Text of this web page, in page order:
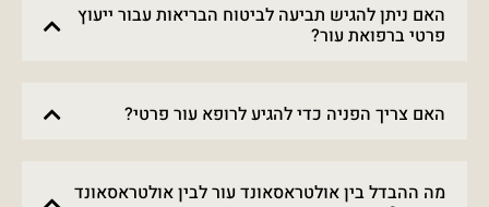
האם ניתן להגיש תביעה לביטוח הבריאות עבור ייעוץ
פרטי ברפואת עור?
האם צריך הפניה כדי להגיע לרופא עור פרטי?
מה ההבדל בין אולטראסאונד עור לבין אולטראסאונד